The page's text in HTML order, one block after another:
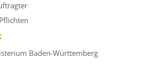
Baden-Württemberg